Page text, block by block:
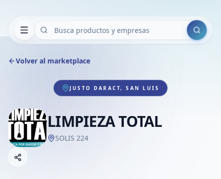
Buscar
Volver al marketplace
JUSTO DARACT, SAN LUIS
LIMPIEZA TOTAL
SOLIS 224
Compartir empresa